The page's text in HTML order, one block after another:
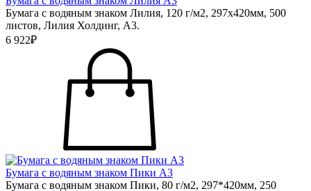
Бумага с водяным знаком Лилия, 120 г/м2, 297х420мм, 500
листов, Лилия Холдинг, А3.
6 922₽
Бумага с водяным знаком Пики А3
Бумага с водяным знаком Пики, 80 г/м2, 297*420мм, 250